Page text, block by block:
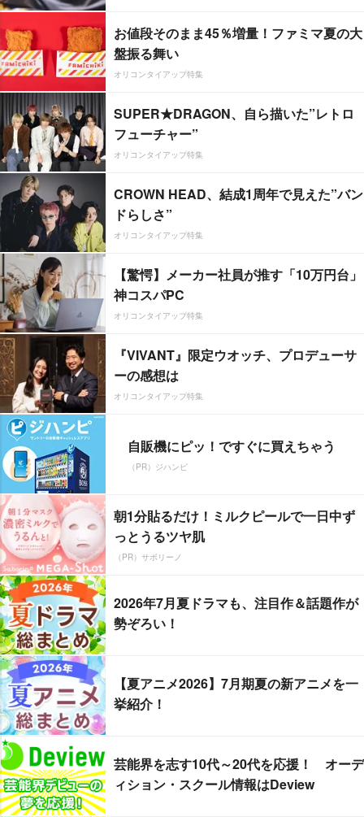
お値段そのまま45％増量！ファミマ夏の大
盤振る舞い
オリコンタイアップ特集
SUPER★DRAGON、自ら描いた”レトロ
フューチャー”
オリコンタイアップ特集
CROWN HEAD、結成1周年で見えた”バン
ドらしさ”
オリコンタイアップ特集
【驚愕】メーカー社員が推す「10万円台」
神コスパPC
オリコンタイアップ特集
『VIVANT』限定ウオッチ、プロデューサ
ーの感想は
オリコンタイアップ特集
自販機にピッ！ですぐに買えちゃう
（PR）ジハンピ
朝1分貼るだけ！ミルクピールで一日中ず
っとうるツヤ肌
（PR）サボリーノ
2026年7月夏ドラマも、注目作＆話題作が
勢ぞろい！
【夏アニメ2026】7月期夏の新アニメを一
挙紹介！
芸能界を志す10代～20代を応援！ オーデ
ィション・スクール情報はDeview